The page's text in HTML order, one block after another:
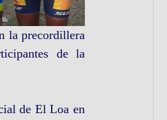
la precordillera
de la
de El Loa en